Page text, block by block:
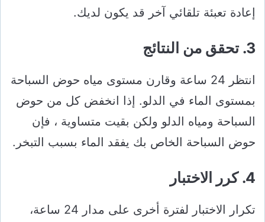
إعادة تعبئة تلقائي آخر قد يكون لديك.
3. تحقق من النتائج
انتظر 24 ساعة وقارن مستوى مياه حوض السباحة
بمستوى الماء في الدلو. إذا انخفض كل من حوض
السباحة ومياه الدلو ولكن بقيت متساوية ، فإن
حوض السباحة الخاص بك يفقد الماء بسبب التبخر.
4. كرر الاختبار
تكرار الاختبار لفترة أخرى على مدار 24 ساعة،